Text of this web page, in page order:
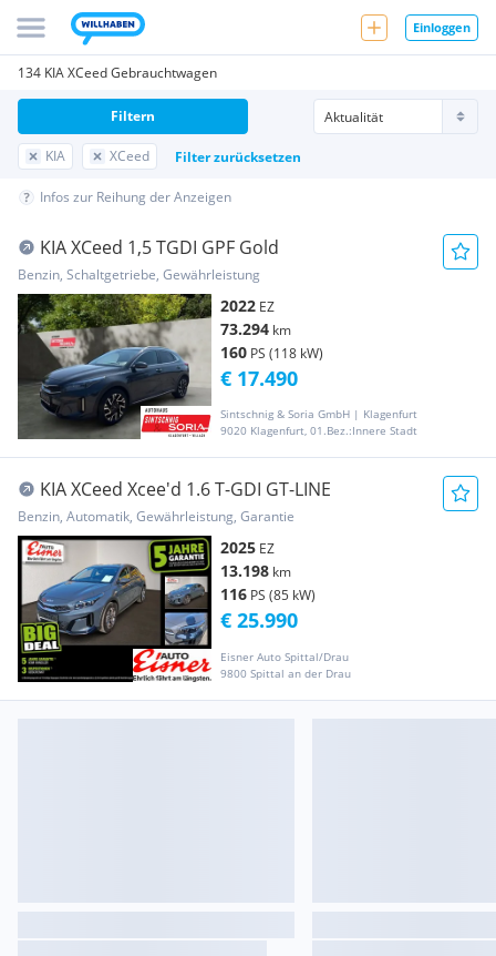
Einloggen
134 KIA XCeed Gebrauchtwagen
KIA XCeed Filter zurücksetzen
Filtern
Infos zur Reihung der Anzeigen
KIA XCeed 1,5 TGDI GPF Gold
Benzin, Schaltgetriebe, Gewährleistung
2022 EZ
73.294 km
160 PS (118 kW)
Sintschnig & Soria GmbH | Klagenfurt
9020 Klagenfurt, 01.Bez.:Innere Stadt
€ 17.490
KIA XCeed Xcee'd 1.6 T-GDI GT-LINE
Benzin, Automatik, Gewährleistung, Garantie
2025 EZ
13.198 km
116 PS (85 kW)
Eisner Auto Spittal/Drau
9800 Spittal an der Drau
€ 25.990